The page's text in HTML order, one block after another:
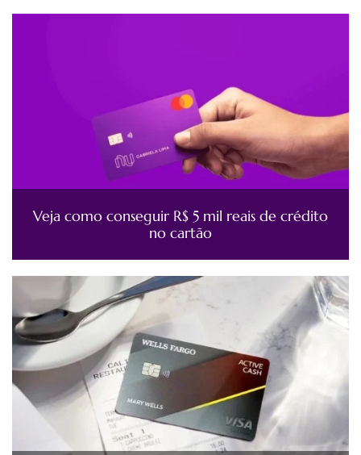
Veja como conseguir R$ 5 mil reais de crédito
no cartão